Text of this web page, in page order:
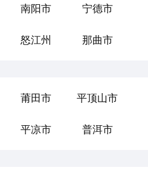
南阳市 宁德市
怒江州 那曲市
莆田市 平顶山市
平凉市 普洱市